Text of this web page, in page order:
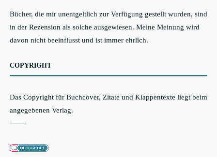
Bücher, die mir unentgeltlich zur Verfügung gestellt wurden, sind
in der Rezension als solche ausgewiesen. Meine Meinung wird
davon nicht beeinflusst und ist immer ehrlich.
COPYRIGHT
Das Copyright für Buchcover, Zitate und Klappentexte liegt beim
angegebenen Verlag.
——-